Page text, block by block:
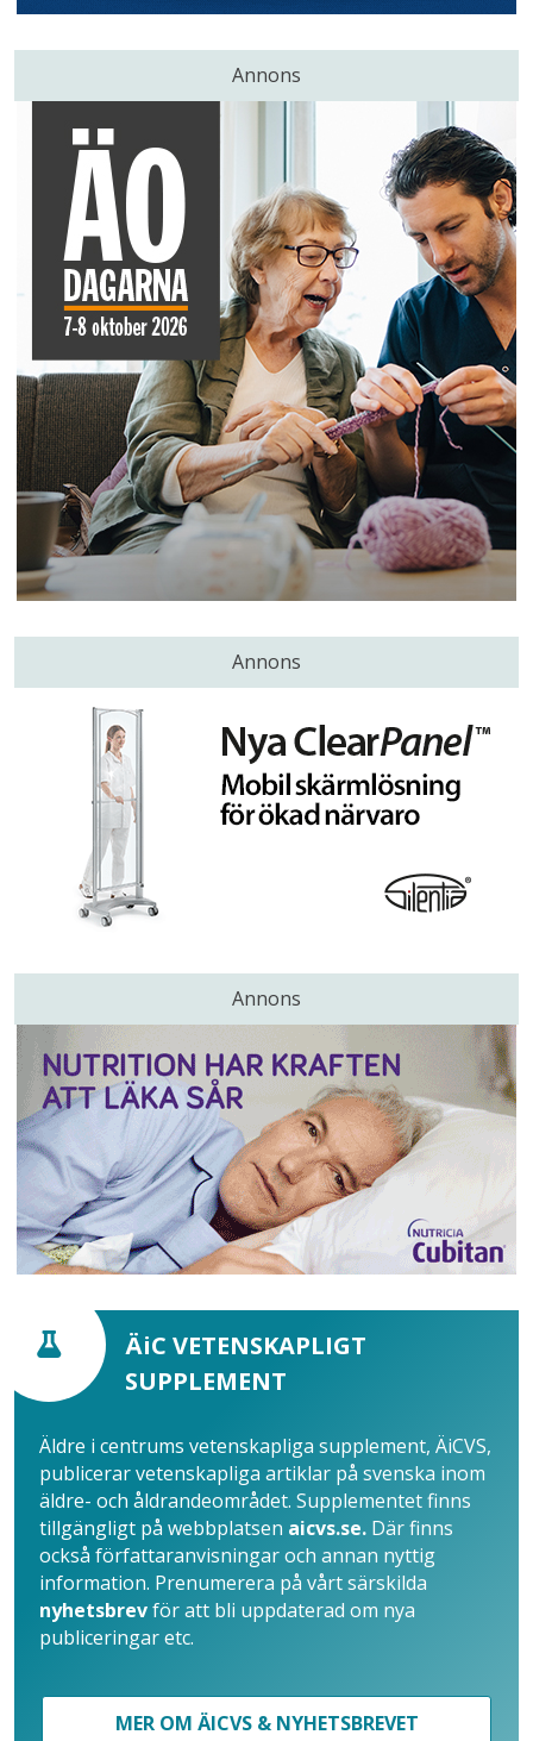
Annons
Annons
Annons
ÄiC VETENSKAPLIGT
SUPPLEMENT
Äldre i centrums vetenskapliga supplement, ÄiCVS,
publicerar vetenskapliga artiklar på svenska inom
äldre- och åldrandeområdet. Supplementet finns
tillgängligt på webbplatsen aicvs.se. Där finns
också författaranvisningar och annan nyttig
information. Prenumerera på vårt särskilda
nyhetsbrevför att bli uppdaterad om nya
publiceringar etc.
MER OM ÄICVS & NYHETSBREVET